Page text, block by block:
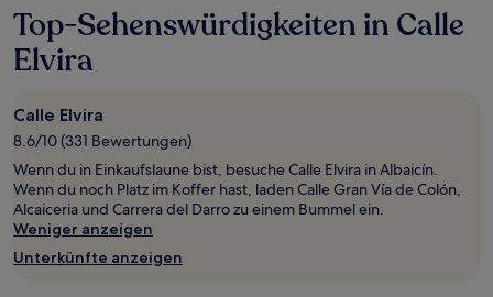
letzten
24 Stunden
für
einen
mit
1 Übernachtung
von
2 Erwachsenen
gefunden
wurde.
Preise
und
Verfügbarkeiten
Top-Sehenswürdigkeiten in Calle
Elvira
Calle Elvira
8.6/10 (331 Bewertungen)
Wenn du in Einkaufslaune bist, besuche Calle Elvira in Albaicín.
Wenn du noch Platz im Koffer hast, laden Calle Gran Vía de Colón,
Alcaiceria und Carrera del Darro zu einem Bummel ein.
Weniger anzeigen
Unterkünfte anzeigen